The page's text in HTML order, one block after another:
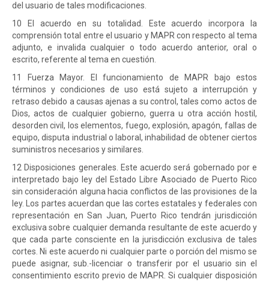
del usuario de tales modificaciones.
10 El acuerdo en su totalidad. Este acuerdo incorpora la
comprensión total entre el usuario y MAPR con respecto al tema
adjunto, e invalida cualquier o todo acuerdo anterior, oral o
escrito, referente al tema en cuestión.
11 Fuerza Mayor. El funcionamiento de MAPR bajo estos
términos y condiciones de uso está sujeto a interrupción y
retraso debido a causas ajenas a su control, tales como actos de
Dios, actos de cualquier gobierno, guerra u otra acción hostil,
desorden civil, los elementos, fuego, explosión, apagón, fallas de
equipo, disputa industrial o laboral, inhabilidad de obtener ciertos
suministros necesarios y similares.
12 Disposiciones generales. Este acuerdo será gobernado por e
interpretado bajo ley del Estado Libre Asociado de Puerto Rico
sin consideración alguna hacia conflictos de las provisiones de la
ley. Los partes acuerdan que las cortes estatales y federales con
representación en San Juan, Puerto Rico tendrán jurisdicción
exclusiva sobre cualquier demanda resultante de este acuerdo y
que cada parte consciente en la jurisdicción exclusiva de tales
cortes. Ni este acuerdo ni cualquier parte o porción del mismo se
puede asignar, sub.-licenciar o transferir por el usuario sin el
consentimiento escrito previo de MAPR. Si cualquier disposición